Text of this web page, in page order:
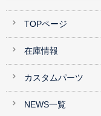
TOPページ
在庫情報
カスタムパーツ
NEWS一覧